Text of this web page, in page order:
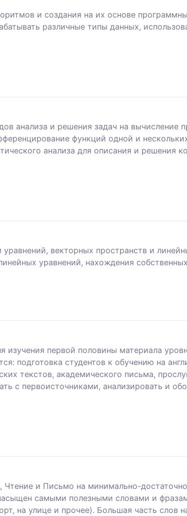
и создания на их основе
различные типы данных,
анализа и решения задач на вычисление
функций одной и
анализа для описания и решения
векторных пространств и
уравнений, нахождения
изучения первой половины материала
подготовка студентов к обучению на
текстов, академического письма,
с первоисточниками, анализировать и
Чтение и Письмо на минимально-
самыми полезными словами и
на улице и прочее). Большая часть слов